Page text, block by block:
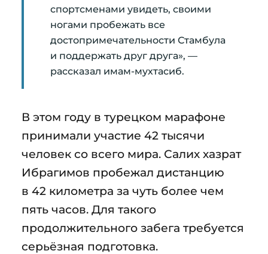
спортсменами увидеть, своими
ногами пробежать все
достопримечательности Стамбула
и поддержать друг друга», —
рассказал имам-мухтасиб.
В этом году в турецком марафоне
принимали участие 42 тысячи
человек со всего мира. Салих хазрат
Ибрагимов пробежал дистанцию
в 42 километра за чуть более чем
пять часов. Для такого
продолжительного забега требуется
серьёзная подготовка.